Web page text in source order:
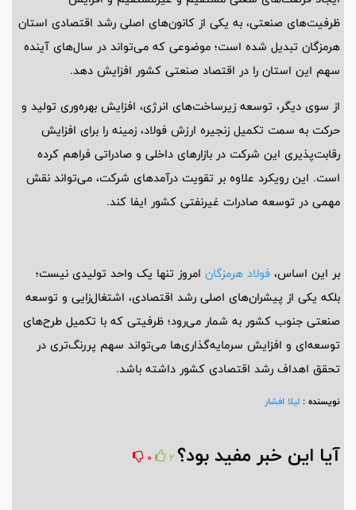
ظرفیت‌های صنعتی، به یکی از کانون‌های اصلی رشد اقتصادی استان
هرمزگان تبدیل شده است؛ موضوعی که می‌تواند در سال‌های آینده
سهم این استان را در اقتصاد صنعتی کشور افزایش دهد.
از سوی دیگر، توسعه زیرساخت‌های انرژی، افزایش بهره‌وری تولید و
حرکت به سمت تکمیل زنجیره ارزش فولاد، زمینه را برای افزایش
رقابت‌پذیری این شرکت در بازارهای داخلی و صادراتی فراهم کرده
است. این رویکرد علاوه بر تقویت درآمدهای شرکت، می‌تواند نقش
مهمی در توسعه صادرات غیرنفتی کشور ایفا کند.
بر این اساس، فولاد هرمزگان امروز تنها یک واحد تولیدی نیست؛
بلکه یکی از پیشران‌های اصلی رشد اقتصادی، اشتغال‌زایی و توسعه
صنعتی جنوب کشور به شمار می‌رود؛ ظرفیتی که با تکمیل طرح‌های
توسعه‌ای و افزایش سرمایه‌گذاری‌ها می‌تواند سهم پررنگ‌تری در
تحقق اهداف رشد اقتصادی کشور داشته باشد.
نویسنده : لیلا افشار
آیا این خبر مفید بود؟2
0